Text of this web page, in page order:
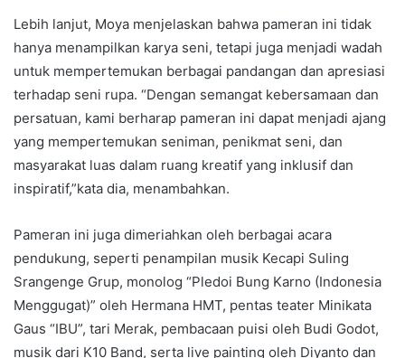
Lebih lanjut, Moya menjelaskan bahwa pameran ini tidak
hanya menampilkan karya seni, tetapi juga menjadi wadah
untuk mempertemukan berbagai pandangan dan apresiasi
terhadap seni rupa. “Dengan semangat kebersamaan dan
persatuan, kami berharap pameran ini dapat menjadi ajang
yang mempertemukan seniman, penikmat seni, dan
masyarakat luas dalam ruang kreatif yang inklusif dan
inspiratif,”kata dia, menambahkan.
Pameran ini juga dimeriahkan oleh berbagai acara
pendukung, seperti penampilan musik Kecapi Suling
Srangenge Grup, monolog “Pledoi Bung Karno (Indonesia
Menggugat)” oleh Hermana HMT, pentas teater Minikata
Gaus “IBU”, tari Merak, pembacaan puisi oleh Budi Godot,
musik dari K10 Band, serta live painting oleh Diyanto dan